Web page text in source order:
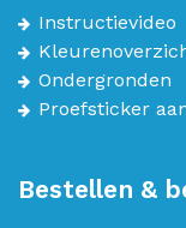
Instructievideo
Ondergronden
Proefsticker
Bestellen &